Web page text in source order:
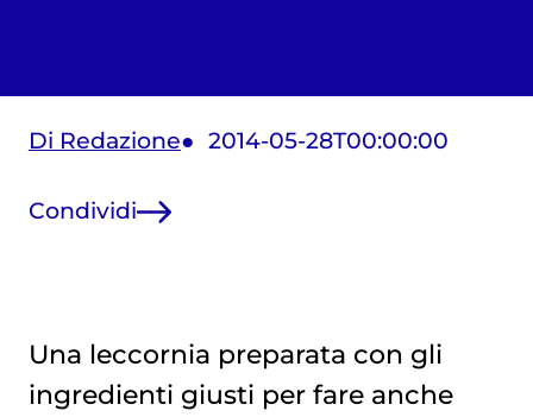
Di Redazione 2014-05-28T00:00:00
Condividi
Una leccornia preparata con gli
ingredienti giusti per fare anche